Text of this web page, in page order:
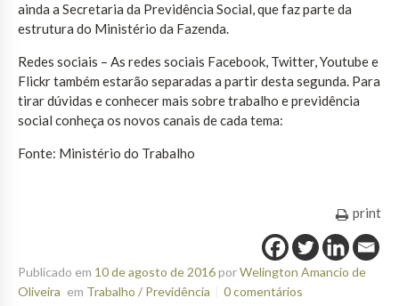
ainda a Secretaria da Previdência Social, que faz parte da
estrutura do Ministério da Fazenda.
Redes sociais – As redes sociais Facebook, Twitter, Youtube e
Flickr também estarão separadas a partir desta segunda. Para
tirar dúvidas e conhecer mais sobre trabalho e previdência
social conheça os novos canais de cada tema:
Fonte: Ministério do Trabalho
print
Publicado em 10 de agosto de 2016porWelington Amancio de
Oliveira em Trabalho / Previdência 0 comentários